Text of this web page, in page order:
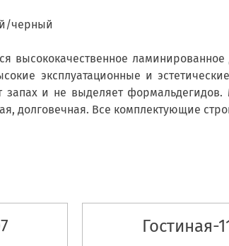
черный
высококачественное
эксплуатационные и
запах и не выделяет
долговечная. Все комплектующие
Гостиная-